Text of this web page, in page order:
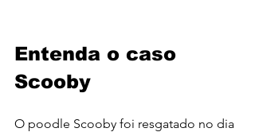
Entenda o caso
Scooby
O poodle Scooby foi resgatado no dia